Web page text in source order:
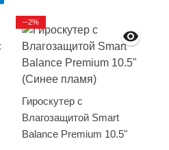
Гироскутер с
Влагозащитой Smart
Balance Premium 10.5"
--2%